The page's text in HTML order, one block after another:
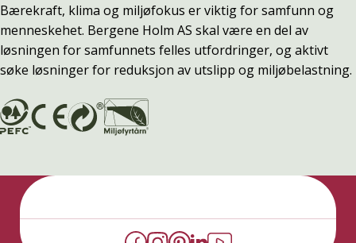
Bærekraft, klima og miljøfokus er viktig for samfunn og
menneskehet. Bergene Holm AS skal være en del av
løsningen for samfunnets felles utfordringer, og aktivt
søke løsninger for reduksjon av utslipp og miljøbelastning.